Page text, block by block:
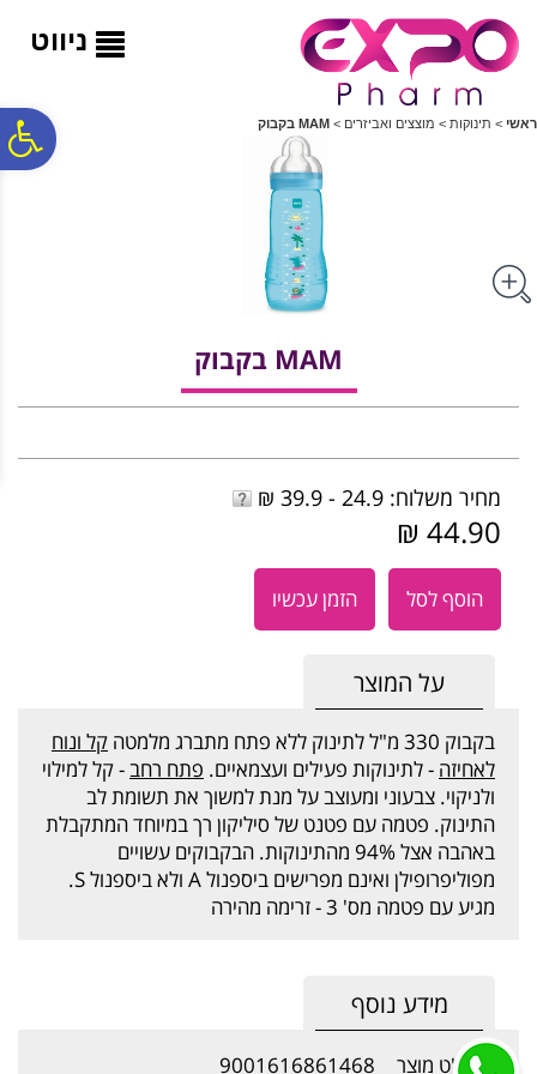
ניווט
ראשי > תינוקות > מוצצים ואביזרים > MAM בקבוק
MAM בקבוק
מחיר משלוח: 24.9 - 39.9 ₪
44.90 ₪
הוסף לסל הזמן עכשיו
על המוצר
בקבוק 330 מ"ל לתינוק ללא פתח מתברג מלמטה
קל ונוח
לאחיזה - לתינוקות פעילים ועצמאיים. פתח רחב- קל למילוי
ולניקוי. צבעוני ומעוצב על מנת למשוך את תשומת לב
התינוק. פטמה עם פטנט של סיליקון רך במיוחד המתקבלת
באהבה אצל 94% מהתינוקות. הבקבוקים עשויים
מפוליפרופילן ואינם מפרישים ביספנול A ולא ביספנול S.
מגיע עם פטמה מס' 3 - זרימה מהירה
מידע נוסף
מק"ט מוצר 9001616861468